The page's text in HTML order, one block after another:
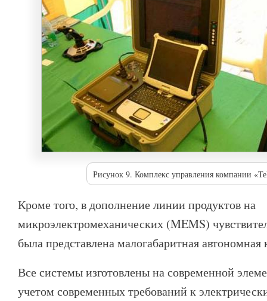
Рисунок 9. Комплекс управления компании
Кроме того, в дополнение линии продуктов на
микроэлектромеханических (MEMS)
была представлена малогабаритная автономная
Все системы изготовлены на современной
учетом современных требований к